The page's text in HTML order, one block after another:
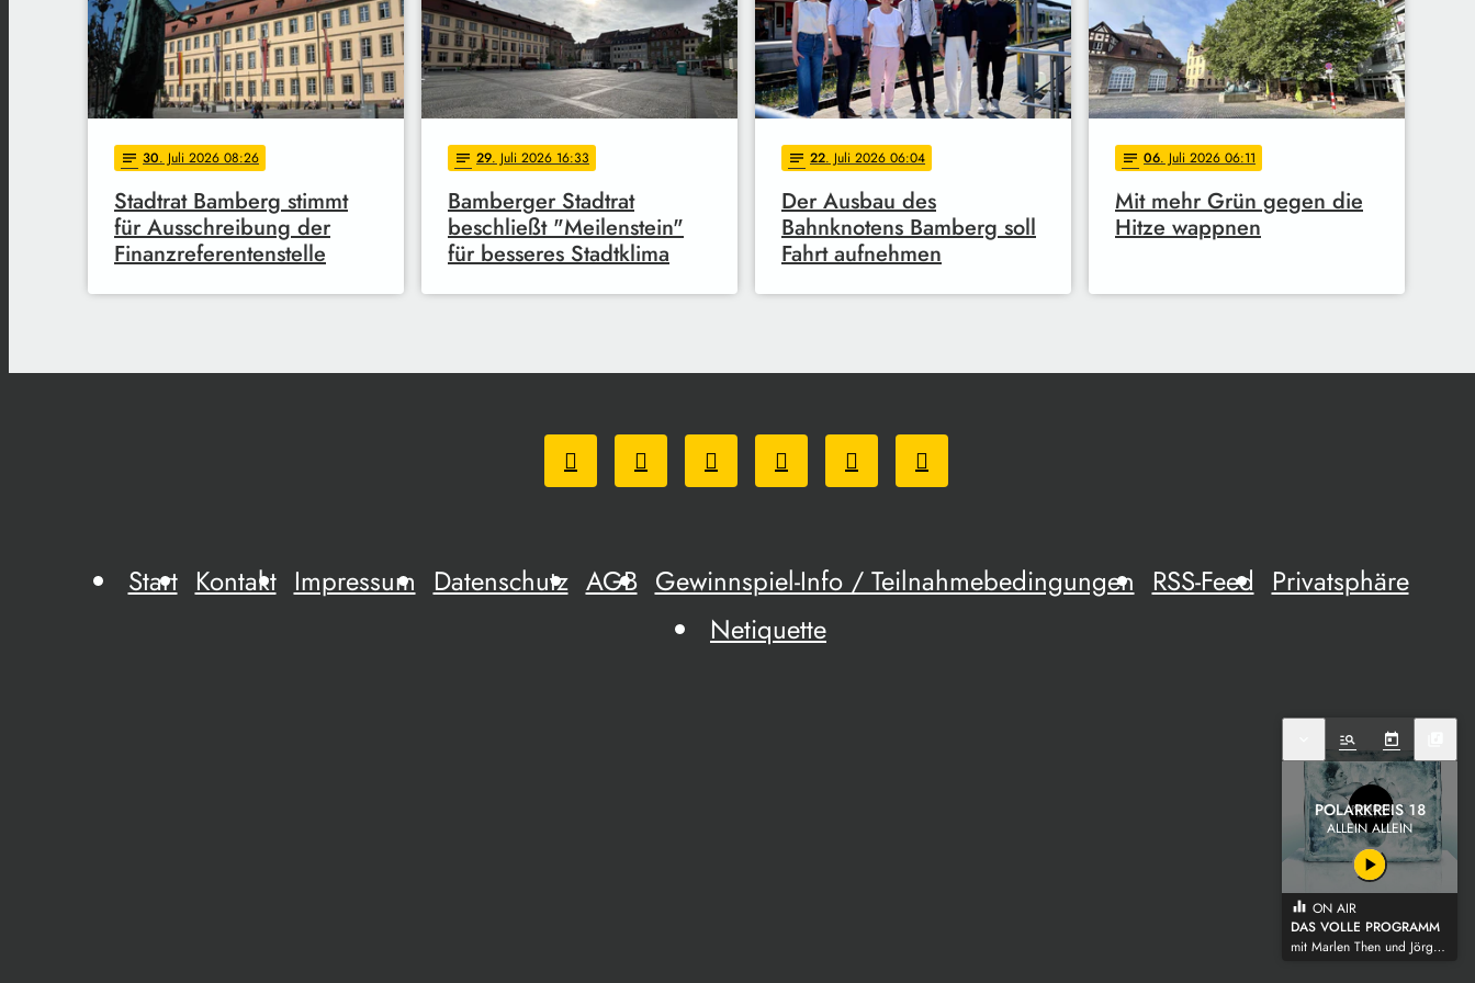
notes 30. Juli 2026 08:26
Stadtrat Bamberg stimmt
für Ausschreibung der
Finanzreferentenstelle
notes 29. Juli 2026 16:33
Bamberger Stadtrat
beschließt "Meilenstein"
für besseres Stadtklima
notes 22. Juli 2026 06:04
Der Ausbau des
Bahnknotens Bamberg soll
Fahrt aufnehmen
notes 06. Juli 2026 06:11
Mit mehr Grün gegen die
Hitze wappnen
Start Kontakt Impressum Datenschutz AGB Gewinnspiel-Info / Teilnahmebedingungen RSS-Feed Privatsphäre
Netiquette
manage_search today
POLARKREIS 18
ALLEIN ALLEIN
play_arrow
equalizer ON AIR
DAS VOLLE PROGRAMM
mit Marlen Then und Jörg Wagner